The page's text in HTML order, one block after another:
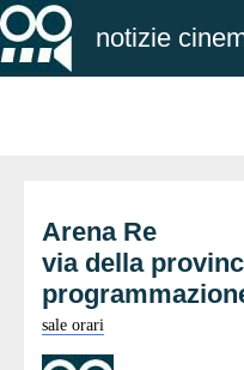
notizie
Arena Re
via della
sale orari